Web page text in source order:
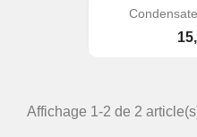
Affichage 1-2 de 2